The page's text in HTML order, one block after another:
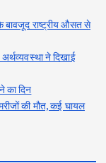
बावजूद राष्ट्रीय औसत से
ने दिखाई
का दिन
की मौत, कई घायल